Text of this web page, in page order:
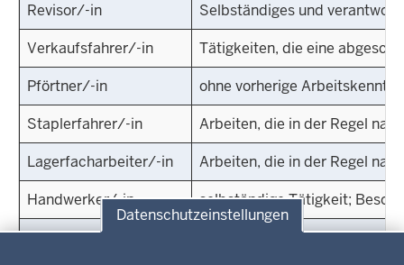
Datenschutzeinstellungen
Revisor/-in
Selbständiges und
Verkaufsfahrer/-in
Tätigkeiten, die eine
Pförtner/-in
ohne vorherige
Staplerfahrer/-in
Arbeiten, die in der Regel
Lagerfacharbeiter/-in
Arbeiten, die in der Regel
Handwerker/-in
selbständige Tätigkeit;
Telefonverkäufer/-in
Selbständiges Ausführen